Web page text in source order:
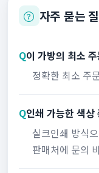
자주 묻는
Q이 가방의 최소
정확한 최소 주
Q인쇄 가능한 색상
실크인쇄 방식
판매처에 문의